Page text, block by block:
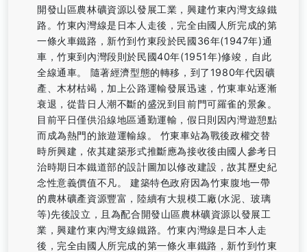
開發山區農林礦資源以發展工業，興建竹東內灣支線鐵
路。竹東內灣線是日本人走後，完全由國人所完成的第
一條火車鐵路，新竹到竹東段於民國36年(1947年)通
車，竹東到內灣段則於民國40年(1951年)修竣，自此
全線通車。 隨著經濟型態的轉移，到了1980年代因礦
產、木材枯竭，加上公路運輸發展迅速，竹東車站逐漸
衰退，從昔日人潮不斷的盛況到目前門可羅雀的景象。
目前平日僅供沿線地區通勤運輸，假日則因內灣遊憩點
而成為熱門的旅遊運輸線。 竹東車站為戰後政權交替
時所興建，依其建築形式推斷應為接收後由國人參考日
治時期日本鐵道部的設計圖加以修改建設，故其歷史紀
念性意義價值不凡。 建築特色政府因為竹東腹地一帶
的農林礦產資源豐富，陸續有大規模工廠(水泥、玻璃
等)先後設立，且為配合開發山區農林礦資源以發展工
業，興建竹東內灣支線鐵路。竹東內灣線是日本人走
後，完全由國人所完成的第一條火車鐵路，新竹到竹東